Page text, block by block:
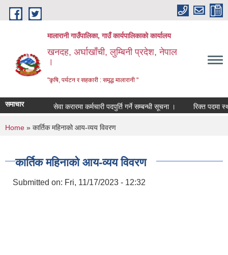
Skip to main content
मालारानी गाउँपालिका, गाउँ कार्यपालिकाको कार्यालय
खनदह, अर्घाखाँची, लुम्बिनी प्रदेश, नेपाल
।
"कृषि, पर्यटन र सहकारी : समृद्ध मालारानी "
समाचार सेवा करारमा कर्मचारी पदपुर्ति गर्ने सम्बन्धी सूचना । रिक्त पदमा
You are here
Home » कार्तिक महिनाको आय-व्यय विवरण
कार्तिक महिनाको आय-व्यय विवरण
Submitted on: Fri, 11/17/2023 - 12:32